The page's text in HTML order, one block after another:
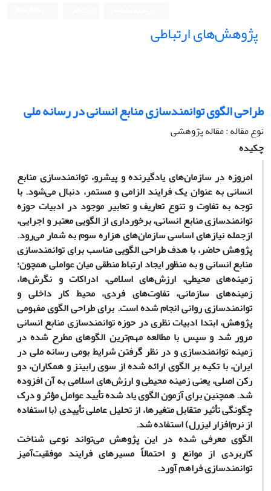
پژوهش‌های ارتباطی
طراحی الگوی توانمندسازی منابع انسانی در رسانه ملی
نوع مقاله : مقاله پژوهشی
چکیده
امروزه در سازمان‌های یادگیرنده و پیشرو، توانمندسازی منابع
انسانی به عنوان یک فرایند الزامی و مستمر، دنبال می‌شود. با
توجه به تفاوت و تنوع تعاریف و تعابیر موجود در ادبیات حوزه
توانمندسازی منابع انسانی، برخورداری از الگویی معتبر و اجرایی،
از‌جمله نیازهای اساسی سازمان‌های هزاره سوم به شمار می‌رود.
پژوهش حاضر، با هدف طراحی الگویی مناسب برای توانمندسازی
منابع انسانی و به منظور ایجاد ارتباط منطقی میان عواملی همچون؛
زمینه‌های محیطی، ارزش‌های اسلامی، ادراکات و نگرش‌ها،
زمینه‌های سازمانی، تفاوت‌های فردی، محیط کار داخلی و
توانمندسازی روانی انجام شده است. برای طراحی الگوی مفهومی
پژوهش، ابتدا ادبیات نظری در حوزه توانمندسازی منابع انسانی
مرور شد و سپس با مطالعه مهم‌ترین الگوهای مطرح شده در
زمینه توانمندسازی و در نظر گرفتن شرایط بومی رسانه ملی در
ایران، با تکیه بر الگوی ارائه شده از سوی رابینز و همکاران، دو
رکن اصلی، یعنی زمینه محیطی و ارزش‌های اسلامی به آن افزوده
شد. همچنین برای آزمون الگوی یاد شده تأیید عوامل مؤثر و درک
چگونگی تأثیر متقابل متغیرها، از تحلیل عاملی تأییدی (با استفاده
از نرم‌افزار لیزرل) استفاده شد.
الگوی معرفی شده در این پژوهش می‌تواند نوعی شناخت
کاربردی از موانع و احتمالاً مسیرهای فرایند موفقیت‌آمیز
توانمندسازی فراهم آورد.